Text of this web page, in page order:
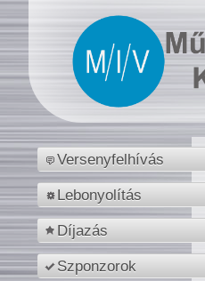
Versenyfelhívás
Lebonyolítás
Díjazás
Szponzorok